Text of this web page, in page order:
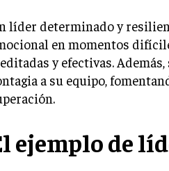
líder determinado y
en momentos
y efectivas.
a su equipo,
ejemplo de